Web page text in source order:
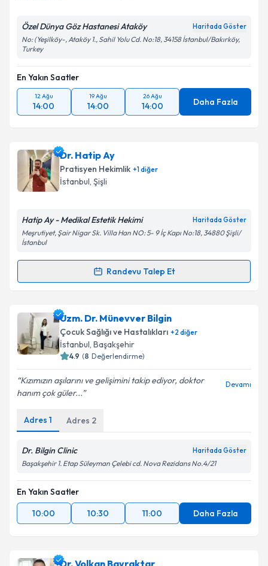
Özel Dünya Göz Hastanesi Ataköy Haritada Göster
No: (Yeşilköy-, Ataköy 1., Sahil Yolu Cd. No:18, 34158 İstanbul/Bakırköy,
Turkey
En Yakın Saatler
12 Ağu
14:00
19 Ağu
14:00
26 Ağu
14:00 Daha Fazla
Dr. Hatip Ay
Pratisyen Hekimlik +1diğer
İstanbul, Şişli
Hatip Ay - Medikal Estetik Hekimi Haritada Göster
Meşrutiyet, Şair Nigar Sk. Villa Han NO: 5- 9 İç Kapı No:18, 34880 Şişli/
İstanbul
Randevu Talep Et
Randevu Takvimi Talebi
Dr. Hatip Ayiçin randevu takvimi talebi oluşturun. Size
bu uzmandan randevu almanız için bir takvim
hazırlandığında e-posta ile bilgilendireceğiz.
Kişisel verilerimin işlenmesine ilişkin
Metni'ni okudum ve kişisel verilerimin belirtilen
kapsamda işlenmesini kabul ediyorum.
Uzm. Dr. Münevver Bilgin
Çocuk Sağlığı ve Hastalıkları +2 diğer
İstanbul, Başakşehir
4.9 (8 Değerlendirme)
Kızımızın aşılarını ve gelişimini takip ediyor, doktor
hanım çok güler...
Devamı
Adres 1 Adres 2
Dr. Bilgin Clinic Haritada Göster
Başakşehir 1. Etap Süleyman Çelebi cd. Nova Rezidans No.4/21
En Yakın Saatler
10:00
10:30 11:00 Daha Fazla
Dr. Volkan Bayraktar